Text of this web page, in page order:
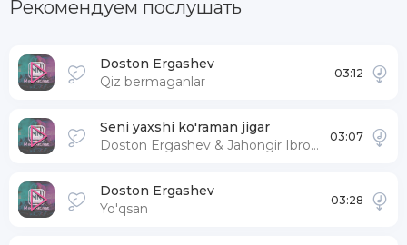
Рекомендуем послушать
Doston Ergashev
Qiz bermaganlar
03:12
Seni yaxshi ko'raman jigar
Doston Ergashev & Jahongir Ibrohimov
03:07
Doston Ergashev
Yo'qsan
03:28